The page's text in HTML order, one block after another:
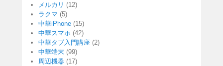
メルカリ (12)
ラクマ (5)
中華iPhone (15)
中華スマホ (42)
中華タブ入門講座 (2)
中華端末 (99)
周辺機器 (17)